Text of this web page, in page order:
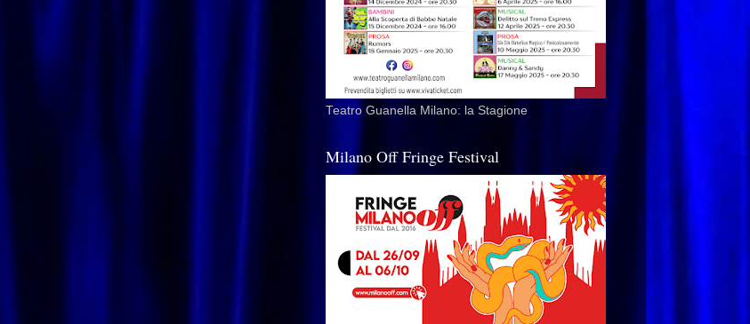
Teatro Guanella Milano: la Stagione
Milano Off Fringe Festival